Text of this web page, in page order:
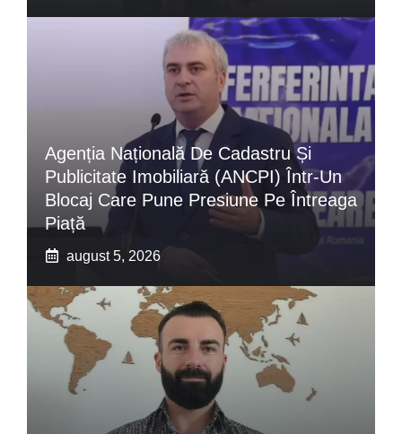
Agenția Națională De Cadastru Și
Publicitate Imobiliară (ANCPI) Într-Un
Blocaj Care Pune Presiune Pe Întreaga
Piață
august 5, 2026